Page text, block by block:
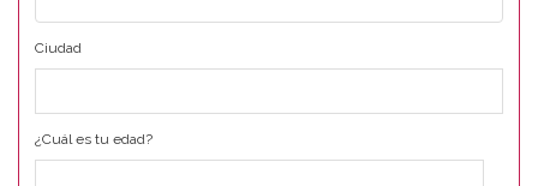
Ciudad
¿Cuál es tu edad?